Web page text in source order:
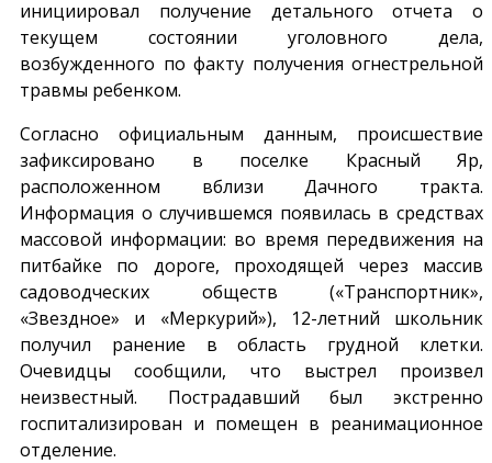
инициировал получение детального отчета о
текущем состоянии уголовного дела,
возбужденного по факту получения огнестрельной
травмы ребенком.
Согласно официальным данным, происшествие
зафиксировано в поселке Красный Яр,
расположенном вблизи Дачного тракта.
Информация о случившемся появилась в средствах
массовой информации: во время передвижения на
питбайке по дороге, проходящей через массив
садоводческих обществ («Транспортник»,
«Звездное» и «Меркурий»), 12-летний школьник
получил ранение в область грудной клетки.
Очевидцы сообщили, что выстрел произвел
неизвестный. Пострадавший был экстренно
госпитализирован и помещен в реанимационное
отделение.